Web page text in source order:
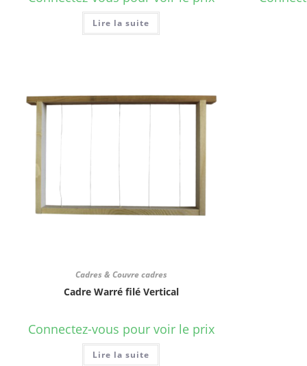
Lire la suite
Cadres & Couvre cadres
Cadre Warré filé Vertical
Connectez-vous pour voir le prix
Lire la suite